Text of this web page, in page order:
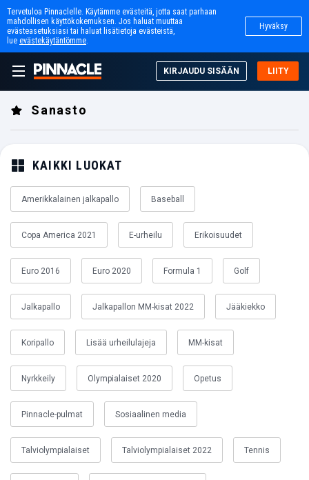
Tervetuloa Pinnaclelle. Käytämme evästeitä, jotta saat parhaan
mahdollisen käyttökokemuksen. Jos haluat muuttaa
evästeasetuksiasi tai haluat lisätietoja evästeistä,
lue evästekäytäntömme.
Hyväksy
KIRJAUDU SISÄÄN LIITY
Sanasto
KAIKKI LUOKAT
Amerikkalainen jalkapallo Baseball
Copa America 2021 E-urheilu Erikoisuudet
Euro 2016 Euro 2020 Formula 1 Golf
Jalkapallo Jalkapallon MM-kisat 2022 Jääkiekko
Koripallo Lisää urheilulajeja MM-kisat
Nyrkkeily Olympialaiset 2020 Opetus
Pinnacle-pulmat Sosiaalinen media
Talviolympialaiset Talviolympialaiset 2022 Tennis